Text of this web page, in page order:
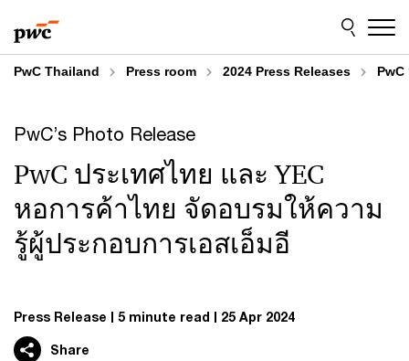
to
content
to
footer
PwC Thailand Press room 2024 Press Releases PwC
PwC’s Photo Release
PwC ประเทศไทย และ YEC
หอการค้าไทย จัดอบรมให้ความ
รู้ผู้ประกอบการเอสเอ็มอี
Press Release 5 minute read 25 Apr 2024
Share